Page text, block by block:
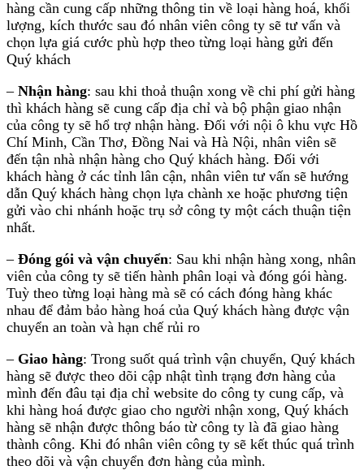
hàng cần cung cấp những thông tin về loại hàng hoá, khối
lượng, kích thước sau đó nhân viên công ty sẽ tư vấn và
chọn lựa giá cước phù hợp theo từng loại hàng gửi đến
Quý khách
– Nhận hàng: sau khi thoả thuận xong về chi phí gửi hàng
thì khách hàng sẽ cung cấp địa chỉ và bộ phận giao nhận
của công ty sẽ hổ trợ nhận hàng. Đối với nội ô khu vực Hồ
Chí Minh, Cần Thơ, Đồng Nai và Hà Nội, nhân viên sẽ
đến tận nhà nhận hàng cho Quý khách hàng. Đối với
khách hàng ở các tỉnh lân cận, nhân viên tư vấn sẽ hướng
dẫn Quý khách hàng chọn lựa chành xe hoặc phương tiện
gửi vào chi nhánh hoặc trụ sở công ty một cách thuận tiện
nhất.
– Đóng gói và vận chuyển: Sau khi nhận hàng xong, nhân
viên của công ty sẽ tiến hành phân loại và đóng gói hàng.
Tuỳ theo từng loại hàng mà sẽ có cách đóng hàng khác
nhau để đảm bảo hàng hoá của Quý khách hàng được vận
chuyển an toàn và hạn chế rủi ro
– Giao hàng: Trong suốt quá trình vận chuyển, Quý khách
hàng sẽ được theo dõi cập nhật tình trạng đơn hàng của
mình đến đâu tại địa chỉ website do công ty cung cấp, và
khi hàng hoá được giao cho người nhận xong, Quý khách
hàng sẽ nhận được thông báo từ công ty là đã giao hàng
thành công. Khi đó nhân viên công ty sẽ kết thúc quá trình
theo dõi và vận chuyển đơn hàng của mình.